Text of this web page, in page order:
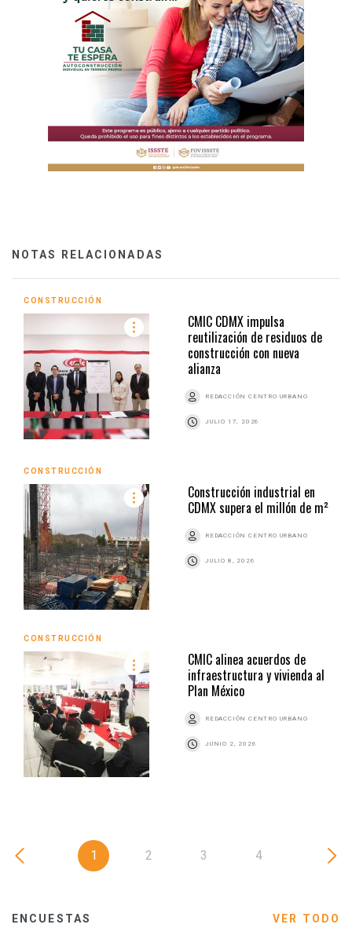
NOTAS RELACIONADAS
CONSTRUCCIÓN
CMIC CDMX impulsa
reutilización de residuos de
construcción con nueva
alianza
REDACCIÓN CENTRO URBANO
JULIO 17, 2026
CONSTRUCCIÓN
Construcción industrial en
CDMX supera el millón de m²
REDACCIÓN CENTRO URBANO
JULIO 8, 2026
CONSTRUCCIÓN
CMIC alinea acuerdos de
infraestructura y vivienda al
Plan México
REDACCIÓN CENTRO URBANO
JUNIO 2, 2026
1 2 3 4
ENCUESTAS VER TODO